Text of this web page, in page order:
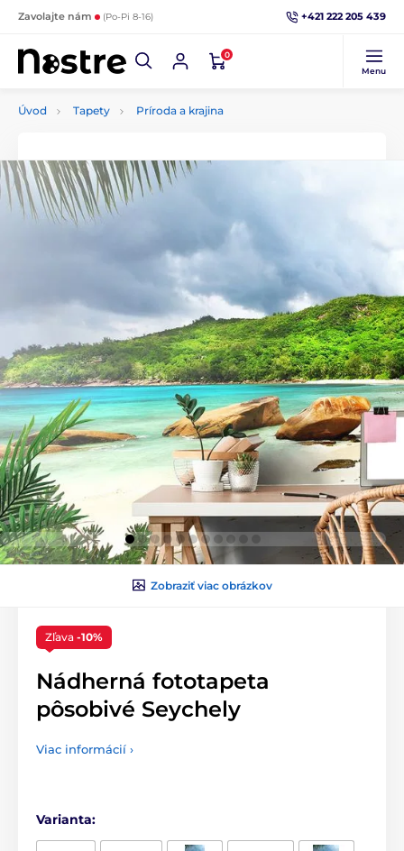
Zavolajte nám (Po-Pi 8-16) +421 222 205 439
0
Menu
Úvod Tapety Príroda a krajina
Zobraziť viac obrázkov
Zľava -10%
Nádherná fototapeta
pôsobivé Seychely
Viac informácií ›
Varianta: